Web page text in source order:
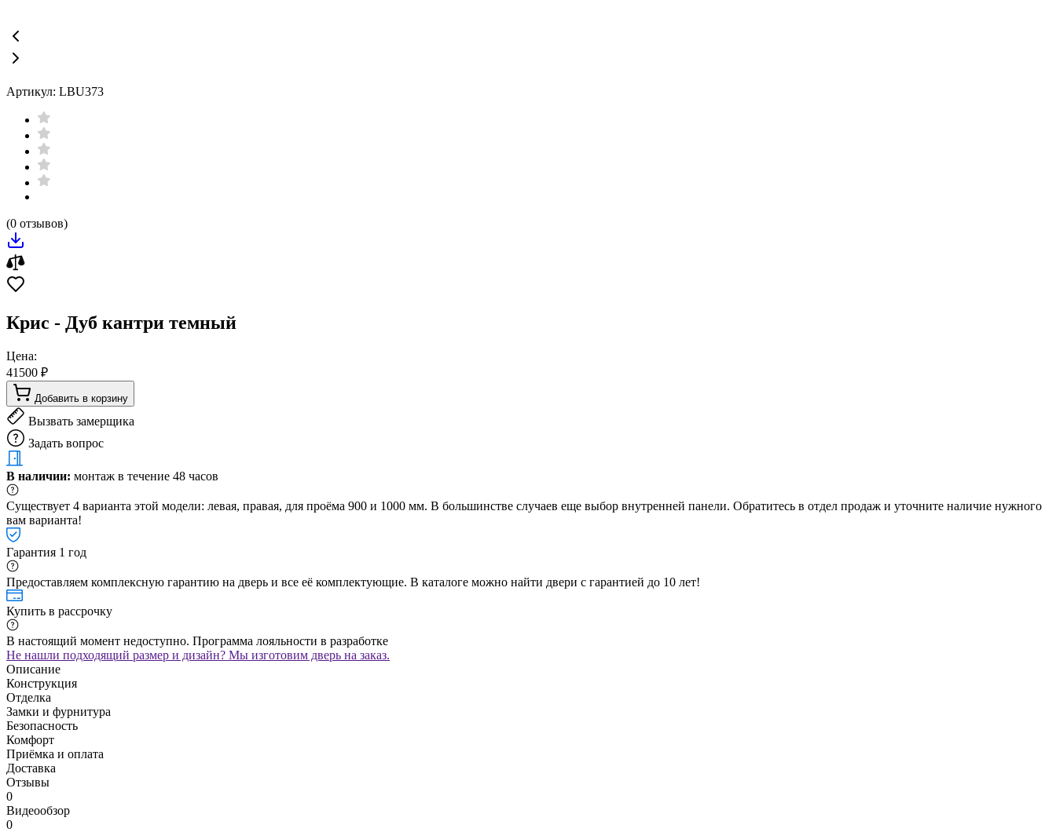
Артикул: LBU373
(0 отзывов)
Крис - Дуб кантри темный
Цена:
41500 ₽
Добавить в корзину
Вызвать замерщика
Задать вопрос
В наличии: монтаж в течение 48 часов
Существует 4 варианта этой модели: левая, правая, для проёма 900 и 1000 мм. В большинстве случаев еще выбор внутренней панели. Обратитесь в отдел продаж и уточните наличие нужного
вам варианта!
Гарантия 1 год
Предоставляем комплексную гарантию на дверь и все её комплектующие. В каталоге можно найти двери с гарантией до 10 лет!
Купить в рассрочку
В настоящий момент недоступно. Программа лояльности в разработке
Не нашли подходящий размер и дизайн? Мы изготовим дверь на заказ.
Описание
Конструкция
Отделка
Замки и фурнитура
Безопасность
Комфорт
Приёмка и оплата
Доставка
Отзывы
0
Видеообзор
0